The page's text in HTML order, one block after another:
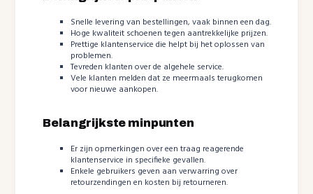
Snelle levering van bestellingen, vaak binnen een dag.
Hoge kwaliteit schoenen tegen aantrekkelijke prijzen.
Prettige klantenservice die helpt bij het oplossen van
problemen.
Tevreden klanten over de algehele service.
Vele klanten melden dat ze meermaals terugkomen
voor nieuwe aankopen.
Belangrijkste minpunten
Er zijn opmerkingen over een traag reagerende
klantenservice in specifieke gevallen.
Enkele gebruikers geven aan verwarring over
retourzendingen en kosten bij retourneren.